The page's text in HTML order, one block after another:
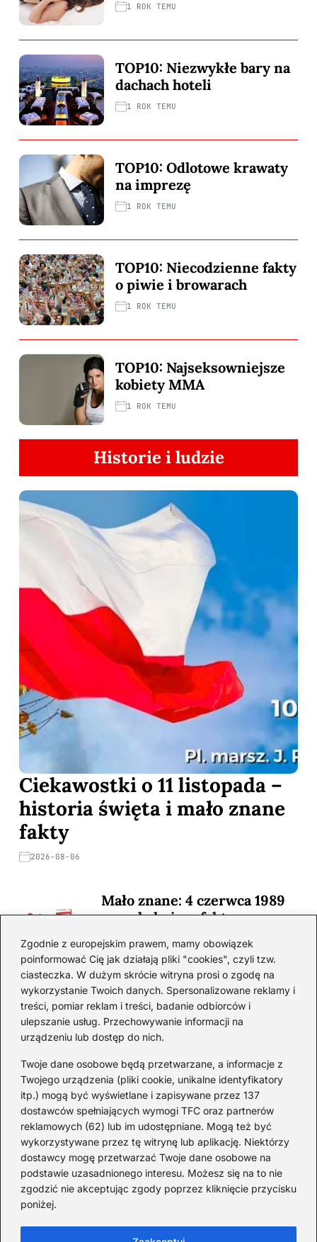
Zgodnie z europejskim prawem, mamy obowiązek
poinformować Cię jak działają pliki "cookies", czyli tzw.
ciasteczka. W dużym skrócie witryna prosi o zgodę na
wykorzystanie Twoich danych. Spersonalizowane reklamy i
treści, pomiar reklam i treści, badanie odbiorców i
ulepszanie usług. Przechowywanie informacji na
urządzeniu lub dostęp do nich.
Twoje dane osobowe będą przetwarzane, a informacje z
Twojego urządzenia (pliki cookie, unikalne identyfikatory
itp.) mogą być wyświetlane i zapisywane przez 137
dostawców spełniających wymogi TFC oraz partnerów
reklamowych (62) lub im udostępniane. Mogą też być
wykorzystywane przez tę witrynę lub aplikację. Niektórzy
dostawcy mogę przetwarzać Twoje dane osobowe na
podstawie uzasadnionego interesu. Możesz się na to nie
zgodzić nie akceptując zgody poprzez kliknięcie przycisku
poniżej.
1 ROK TEMU
TOP10: Niezwykłe bary na
dachach hoteli
1 ROK TEMU
TOP10: Odlotowe krawaty
na imprezę
1 ROK TEMU
TOP10: Niecodzienne fakty
o piwie i browarach
1 ROK TEMU
TOP10: Najseksowniejsze
kobiety MMA
1 ROK TEMU
Historie i ludzie
Ciekawostki o 11 listopada –
historia święta i mało znane
fakty
2026-08-06
Mało znane: 4 czerwca 1989
— zaskakujące fakty
2026-08-03
Ciekawostki o 1. wojnie
światowej — mało znane
fakty i historie
2026-08-02
Zaskakujące ciekawostki o
Krzysztofie Kolumbie
2026-07-20
Mało znane ciekawostki o
Wisławie Szymborskiej
2026-07-16
Zaskakujące ciekawostki o
2026-07-15